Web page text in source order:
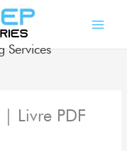
Services
| Livre PDF